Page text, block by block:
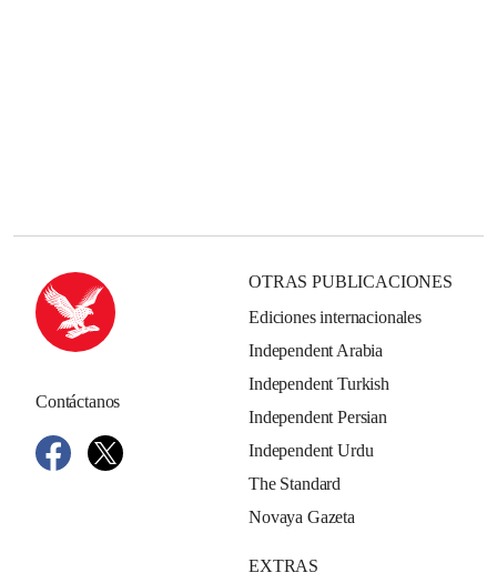
Contáctanos
OTRAS PUBLICACIONES
Ediciones internacionales
Independent Arabia
Independent Turkish
Independent Persian
Independent Urdu
The Standard
Novaya Gazeta
EXTRAS